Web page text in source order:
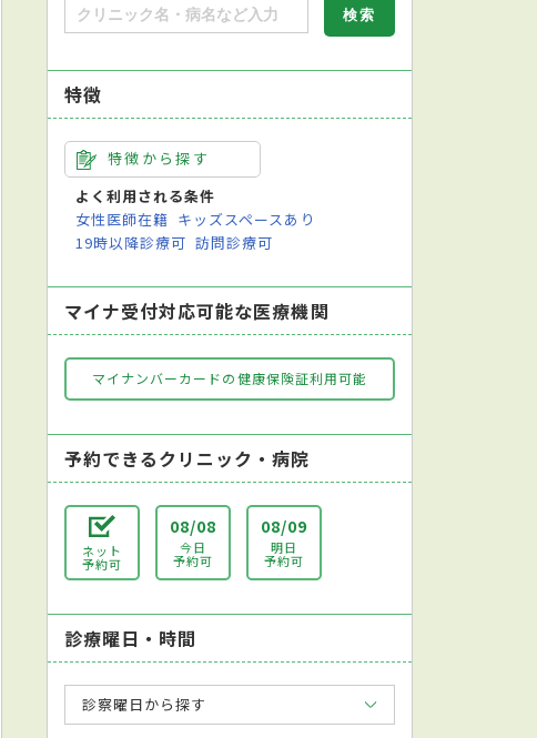
特徴
特徴から探す
よく利用される条件
女性医師在籍 キッズスペースあり
19時以降診療可 訪問診療可
マイナ受付対応可能な医療機関
マイナンバーカードの健康保険証利用可能
予約できるクリニック・病院
ネット
予約可
08/08
今日
予約可
08/09
明日
予約可
診療曜日・時間
診察曜日から探す